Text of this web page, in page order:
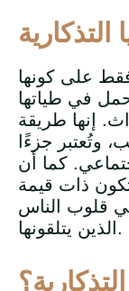
التذكارية
فقط على كونها
في طياتها
إنها طريقة
وتُعتبر جزءًا
كما أن
تكون ذات قيمة
قلوب الناس
الذين يتلقونها.